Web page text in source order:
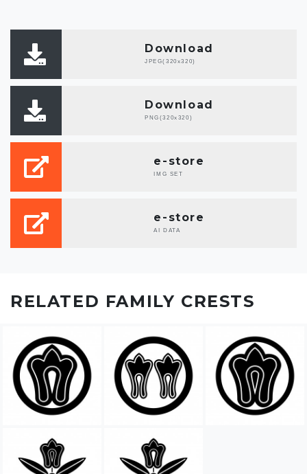
Download
JPEG(320x320)
Download
PNG(320x320)
e-store
IMG SET
e-store
AI DATA
RELATED FAMILY CRESTS